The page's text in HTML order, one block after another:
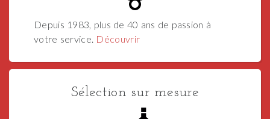
Depuis 1983, plus de 40 ans de passion à
votre service. Découvrir
Sélection sur mesure